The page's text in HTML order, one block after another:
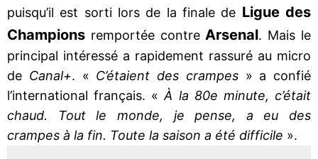
puisqu’il est sorti lors de la finale de Ligue des
Champions remportée contre Arsenal. Mais le
principal intéressé a rapidement rassuré au micro
de Canal+. « C’étaient des crampes» a confié
l’international français. «À la 80e minute, c’était
chaud. Tout le monde, je pense, a eu des
crampes à la fin. Toute la saison a été difficile ».